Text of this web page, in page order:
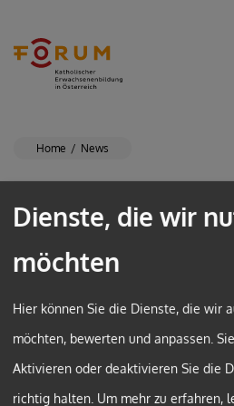
Home News
Dienste, die wir
möchten
Hier können Sie die Dienste, die wir
möchten, bewerten und anpassen.
Aktivieren oder deaktivieren Sie die
richtig halten. Um mehr zu erfahren,